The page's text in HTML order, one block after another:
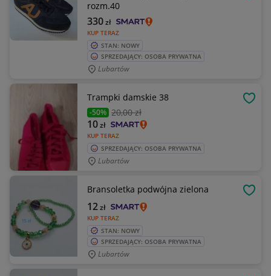
rozm.40
KUP TERAZ
330zł
STAN: NOWY
SPRZEDAJĄCY: OSOBA PRYWATNA
Lubartów
Trampki damskie 38
-50% 20,00 zł
KUP TERAZ
10zł
SPRZEDAJĄCY: OSOBA PRYWATNA
Lubartów
Bransoletka podwójna zielona
KUP TERAZ
12zł
STAN: NOWY
SPRZEDAJĄCY: OSOBA PRYWATNA
Lubartów